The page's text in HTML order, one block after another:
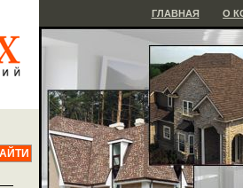
ГЛАВНАЯ О